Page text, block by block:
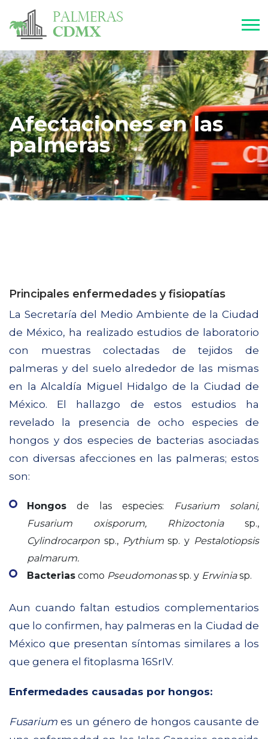
Afectaciones en las
palmeras
Principales enfermedades y fisiopatías
La Secretaría del Medio Ambiente de la Ciudad
de México, ha realizado estudios de laboratorio
con muestras colectadas de tejidos de
palmeras y del suelo alrededor de las mismas
en la Alcaldía Miguel Hidalgo de la Ciudad de
México. El hallazgo de estos estudios ha
revelado la presencia de ocho especies de
hongos y dos especies de bacterias asociadas
con diversas afecciones en las palmeras; estos
son:
Hongos de las especies:
Fusarium solani,
Fusarium oxisporum, Rhizoctoniasp.,
Cylindrocarpon sp., Pythiumsp. y Pestalotiopsis
palmarum.
Bacterias como Pseudomonassp. y Erwiniasp.
Aun cuando faltan estudios complementarios
que lo confirmen, hay palmeras en la Ciudad de
México que presentan síntomas similares a los
que genera el fitoplasma 16SrIV.
Enfermedades causadas por hongos:
Fusarium es un género de hongos causante de